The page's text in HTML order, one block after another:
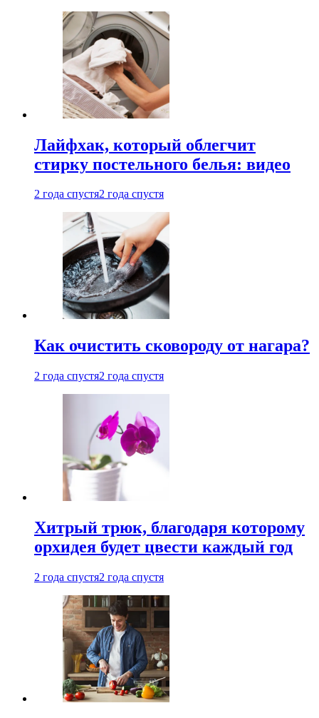
Лайфхак, который облегчит
стирку постельного белья: видео
2 года спустя2 года спустя
Как очистить сковороду от нагара?
2 года спустя2 года спустя
Хитрый трюк, благодаря которому
орхидея будет цвести каждый год
2 года спустя2 года спустя